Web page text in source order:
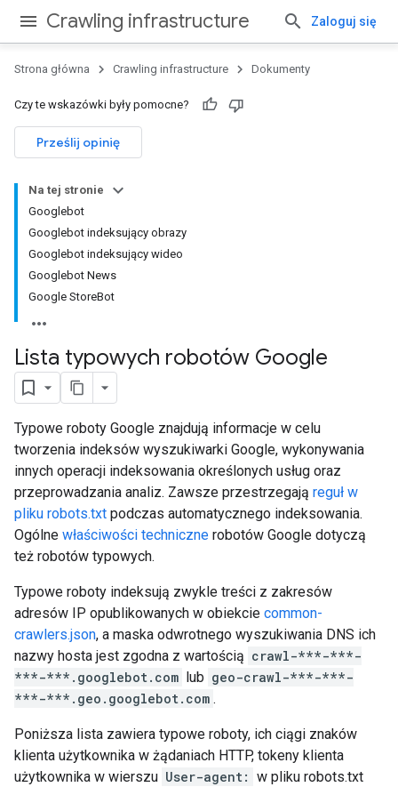
Crawling infrastructure Zaloguj się
Strona główna Crawling infrastructure Dokumenty
Czy te wskazówki były pomocne?
Prześlij opinię
Na tej stronie
Googlebot
Googlebot indeksujący obrazy
Googlebot indeksujący wideo
Googlebot News
Google StoreBot
Lista typowych robotów Google
Typowe roboty Google znajdują informacje w celu
tworzenia indeksów wyszukiwarki Google, wykonywania
innych operacji indeksowania określonych usług oraz
przeprowadzania analiz. Zawsze przestrzegają reguł w
pliku robots.txt podczas automatycznego indeksowania.
Ogólne właściwości techniczne robotów Google dotyczą
też robotów typowych.
Typowe roboty indeksują zwykle treści z zakresów
adresów IP opublikowanych w obiekcie common-
crawlers.json, a maska odwrotnego wyszukiwania DNS ich
nazwy hosta jest zgodna z wartością crawl-***-***-
***-***.googlebot.com lub geo-crawl-***-***-
***-***.geo.googlebot.com .
Poniższa lista zawiera typowe roboty, ich ciągi znaków
klienta użytkownika w żądaniach HTTP, tokeny klienta
użytkownika w wierszu User-agent: w pliku robots.txt